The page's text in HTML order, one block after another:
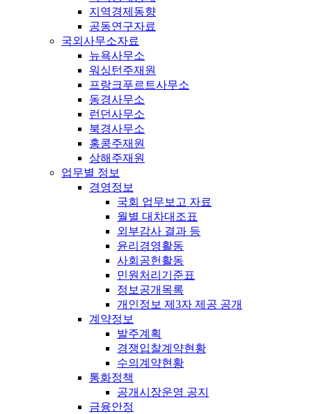
지역경제동향
공동연구자료
국외사무소자료
뉴욕사무소
워싱턴주재원
프랑크푸르트사무소
동경사무소
런던사무소
북경사무소
홍콩주재원
상해주재원
업무별 정보
경영정보
국회 업무보고 자료
월별 대차대조표
외부감사 결과 등
윤리경영활동
사회공헌활동
민원처리기준표
정보공개목록
개인정보 제3자 제공 공개
계약정보
발주계획
경쟁입찰계약현황
수의계약현황
통화정책
공개시장운영 공지
금융안정